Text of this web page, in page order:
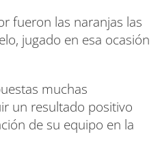
fueron las naranjas las
jugado en esa ocasión
muchas
un resultado positivo
de su equipo en la